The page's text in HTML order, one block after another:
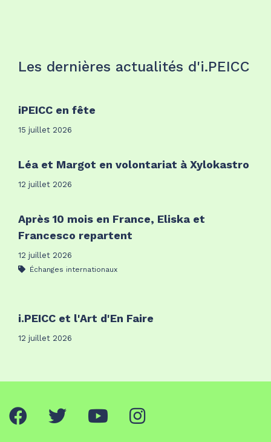
Les dernières actualités d'i.PEICC
iPEICC en fête
15 juillet 2026
Léa et Margot en volontariat à Xylokastro
12 juillet 2026
Après 10 mois en France, Eliska et
Francesco repartent
12 juillet 2026
Échanges internationaux
i.PEICC et l'Art d'En Faire
12 juillet 2026